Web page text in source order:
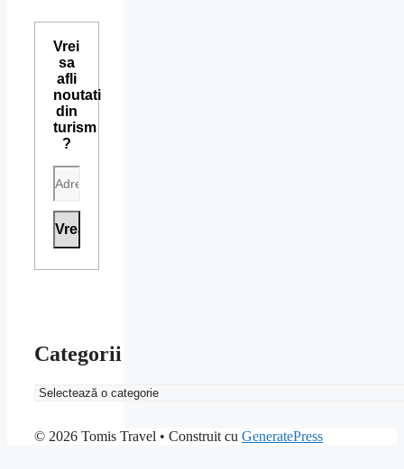
Vrei
sa
afli
noutati
din
turism
?
Categorii
Categorii
© 2026 Tomis Travel • Construit cu GeneratePress